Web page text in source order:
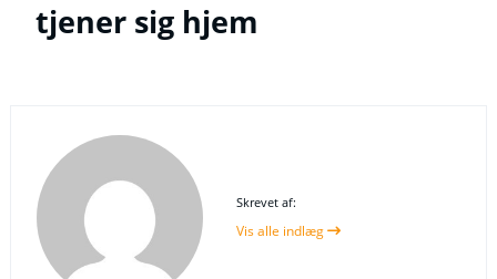
tjener sig hjem
Skrevet af:
Vis alle indlæg